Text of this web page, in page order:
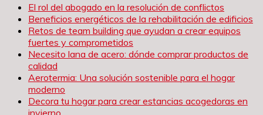
El rol del abogado en la resolución de conflictos
Beneficios energéticos de la rehabilitación de edificios
Retos de team building que ayudan a crear equipos
fuertes y comprometidos
Necesito lana de acero: dónde comprar productos de
calidad
Aerotermia: Una solución sostenible para el hogar
moderno
Decora tu hogar para crear estancias acogedoras en
invierno